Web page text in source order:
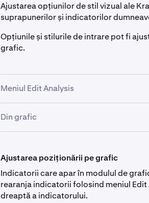
Ajustarea opțiunilor de stil vizual ale
suprapunerilor și indicatorilor
Opțiunile și stilurile de intrare pot fi
grafic.
Meniul Edit Analysis
1 Începeți prin a face clic pe butonul
modulului dumneavoastră de
actuali listați. Faceți clic pe
deschide setările de personalizare.
3
Acum veți vedea toate elementele
ce ajustați aceste elemente, ele se
Din grafic
dreapta)
Făcând clic pe acest buton se vor
modulului de grafic, unde puteți ajusta
Ajustarea poziționării pe grafic
Indicatorii care apar în modulul de
rearanja indicatorii folosind meniul
dreaptă a indicatorului.